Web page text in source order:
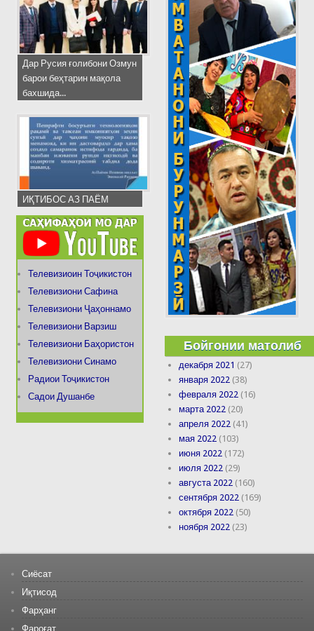
Дар Русия ғолибони Озмун
барои беҳтарин мақола
бахшида...
ИҚТИБОС АЗ ПАЁМ
Телевизиоин Тоҷикистон
Телевизиони Сафина
Телевизиони Ҷаҳоннамо
Телевизиони Варзиш
Телевизиони Баҳористон
Телевизиони Синамо
Радиои Тоҷикистон
Садои Душанбе
Бойгонии матолиб
декабря 2021 (27)
января 2022 (38)
февраля 2022 (16)
марта 2022 (20)
апреля 2022 (41)
мая 2022 (103)
июня 2022 (172)
июля 2022 (29)
августа 2022 (160)
сентября 2022 (169)
октября 2022 (50)
ноября 2022 (23)
Сиёсат
Иқтисод
Фарҳанг
Фароғат